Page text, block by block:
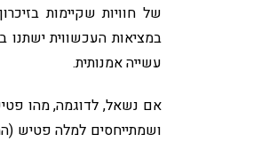
של חוויות שקיימות
במציאות העכשווית ישתנו
עשייה אמנותית.
אם נשאל, לדוגמה, מהו
ושמתייחסים למלה פטיש